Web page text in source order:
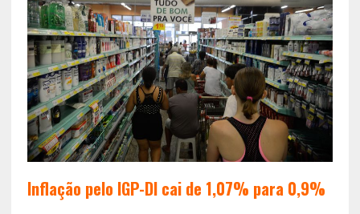
Inflação pelo IGP-DI cai de 1,07% para 0,9%